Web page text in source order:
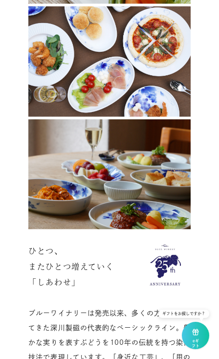
ひとつ、
またひとつ増えていく
「しあわせ」
ブルーワイナリーは発売以来、多くの方に愛され
てきた深川製磁の代表的なベーシックライン。豊
かな実りを表すぶどうを100年の伝統を持つ染付
技法で表現しています。「身近な工芸」、「用の
eギ
フト
ギフトをお探しですか？